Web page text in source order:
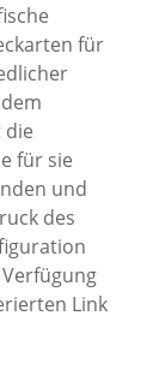
für
die
für sie
und
des
Link